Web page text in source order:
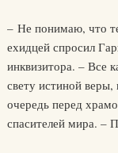
– Не понимаю, что
ехидцей спросил
инквизитора. – Все
свету истиной
очередь перед
спасителей мира. –